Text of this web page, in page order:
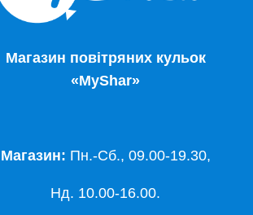
Магазин повітряних кульок
«MyShar»
Магазин: Пн.-Сб., 09.00-19.30,
Нд. 10.00-16.00.